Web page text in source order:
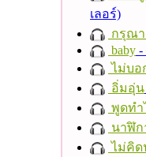
เลอร์)
กรุณา
baby -
ไม่บอ
อิ่มอุ่น
พูดทำ
นาฬิก
ไม่คิด